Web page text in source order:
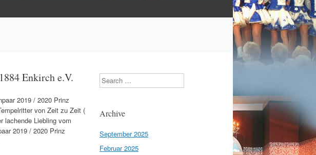
Enkirch e.V.
2019 / 2020 Prinz
von Zeit zu Zeit (
lachende Liebling vom
2019 / 2020 Prinz
Search
Archive
September 2025
Februar 2025